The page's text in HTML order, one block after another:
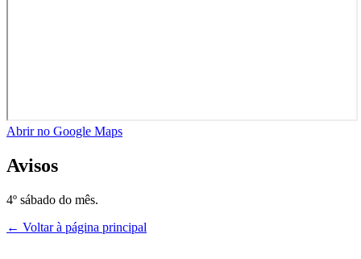
Abrir no Google Maps
Avisos
4º sábado do mês.
← Voltar à página principal